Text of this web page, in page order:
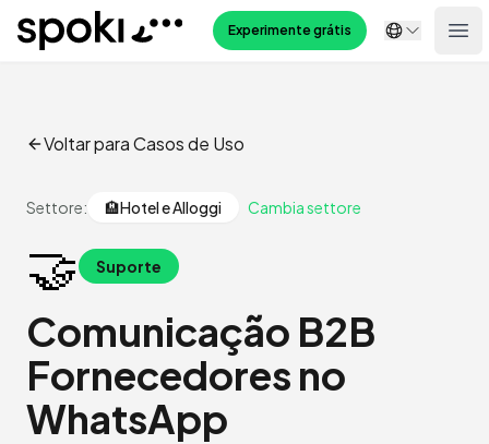
Spoki Experimente grátis
Voltar para Casos de Uso
Settore: 🏨Hotel e Alloggi Cambia settore
🤝 Suporte
Comunicação B2B
Fornecedores no
WhatsApp